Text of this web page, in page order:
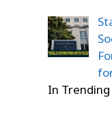
In Trending